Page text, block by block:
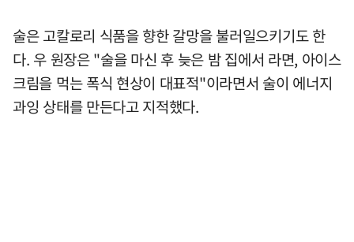
술은 고칼로리 식품을 향한 갈망을 불러일으키기도 한
다. 우 원장은 "술을 마신 후 늦은 밤 집에서 라면, 아이스
크림을 먹는 폭식 현상이 대표적"이라면서 술이 에너지
과잉 상태를 만든다고 지적했다.